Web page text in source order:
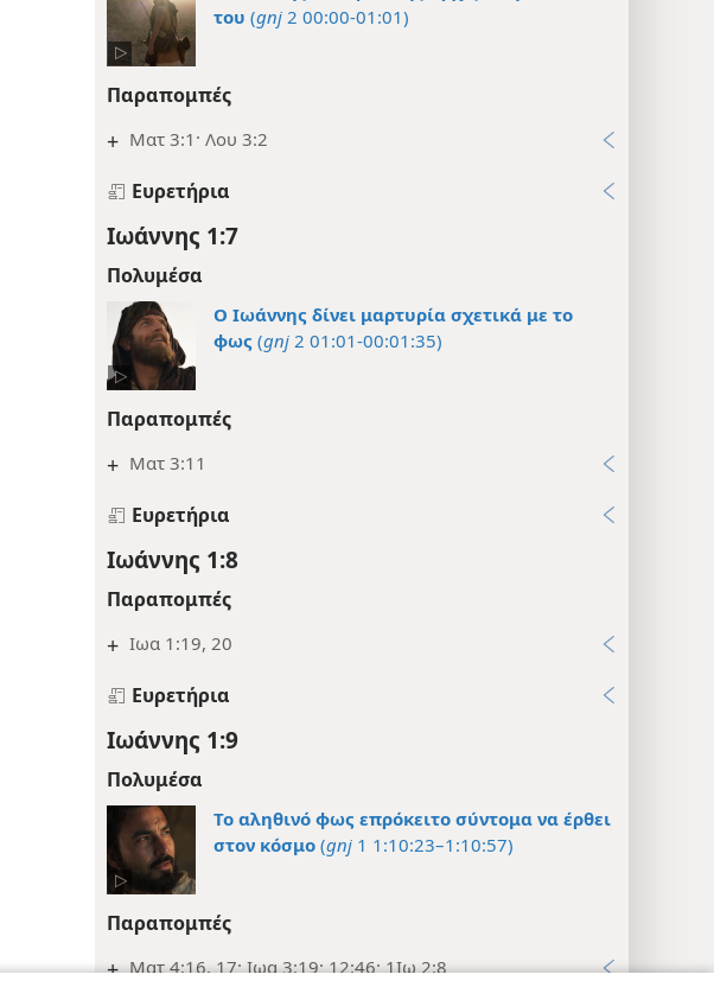
του (gnj 2 00:00-01:01)
Παραπομπές
+ Ματ 3:1· Λου 3:2
Ευρετήρια
Ιωάννης 1:7
Πολυμέσα
Ο Ιωάννης δίνει μαρτυρία σχετικά με το
φως (gnj 2 01:01-00:01:35)
Παραπομπές
+ Ματ 3:11
Ευρετήρια
Ιωάννης 1:8
Παραπομπές
+ Ιωα 1:19, 20
Ευρετήρια
Ιωάννης 1:9
Πολυμέσα
Το αληθινό φως επρόκειτο σύντομα να έρθει
στον κόσμο (gnj 1 1:10:23–1:10:57)
Παραπομπές
+ Ματ 4:16, 17· Ιωα 3:19· 12:46· 1Ιω 2:8